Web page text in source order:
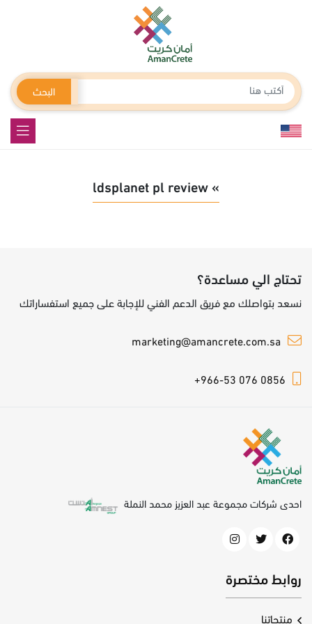
البحث
» ldsplanet pl review
تحتاج الي مساعدة؟
نسعد بتواصلك مع فريق الدعم الفني للإجابة على جميع استفساراتك
marketing@amancrete.com.sa
+966-53 076 0856
احدى شركات مجموعة عبد العزيز محمد النملة
روابط مختصرة
منتجاتنا